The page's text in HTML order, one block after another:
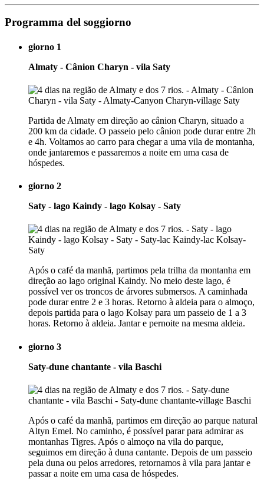
Programma del soggiorno
giorno 1
Almaty - Cânion Charyn - vila Saty
Partida de Almaty em direção ao cânion Charyn, situado a
200 km da cidade. O passeio pelo cânion pode durar entre 2h
e 4h. Voltamos ao carro para chegar a uma vila de montanha,
onde jantaremos e passaremos a noite em uma casa de
hóspedes.
giorno 2
Saty - lago Kaindy - lago Kolsay - Saty
Após o café da manhã, partimos pela trilha da montanha em
direção ao lago original Kaindy. No meio deste lago, é
possível ver os troncos de árvores submersos. A caminhada
pode durar entre 2 e 3 horas. Retorno à aldeia para o almoço,
depois partida para o lago Kolsay para um passeio de 1 a 3
horas. Retorno à aldeia. Jantar e pernoite na mesma aldeia.
giorno 3
Saty-dune chantante - vila Baschi
Após o café da manhã, partimos em direção ao parque natural
Altyn Emel. No caminho, é possível parar para admirar as
montanhas Tigres. Após o almoço na vila do parque,
seguimos em direção à duna cantante. Depois de um passeio
pela duna ou pelos arredores, retornamos à vila para jantar e
passar a noite em uma casa de hóspedes.